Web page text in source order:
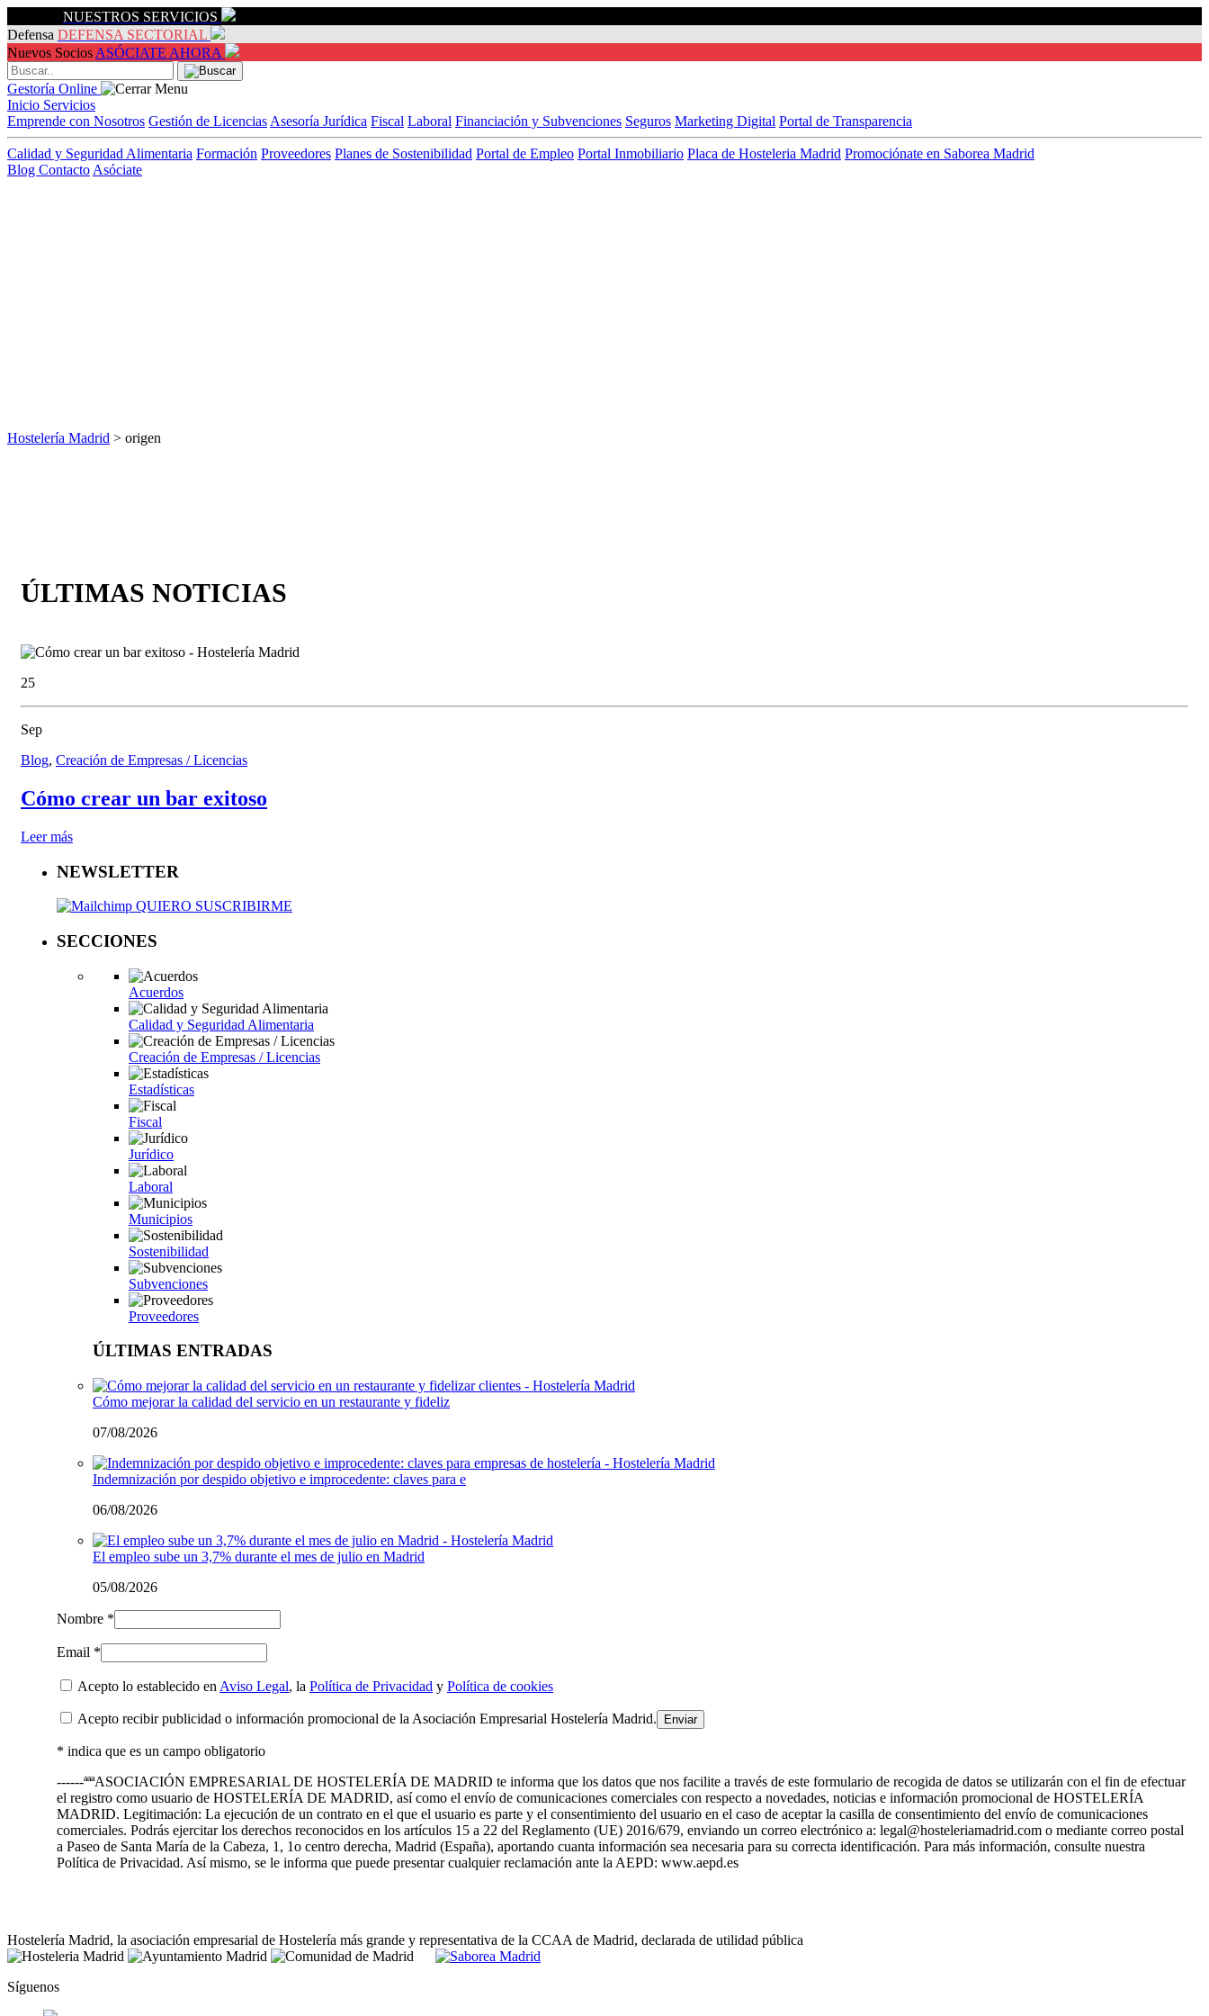
NUESTROS SERVICIOS
Defensa DEFENSA SECTORIAL
Nuevos Socios ASÓCIATE AHORA
Gestoría Online
Inicio Servicios
Emprende con Nosotros Gestión de Licencias Asesoría Jurídica Fiscal Laboral Financiación y Subvenciones Seguros Marketing Digital Portal de Transparencia
Calidad y Seguridad Alimentaria Formación Proveedores Planes de Sostenibilidad Portal de Empleo Portal Inmobiliario Placa de Hosteleria Madrid Promociónate en Saborea Madrid
Blog Contacto Asóciate
Hostelería Madrid > origen
ÚLTIMAS NOTICIAS
25
Sep
Blog, Creación de Empresas / Licencias
Cómo crear un bar exitoso
Leer más
NEWSLETTER
QUIERO SUSCRIBIRME
SECCIONES
Acuerdos
Calidad y Seguridad Alimentaria
Creación de Empresas / Licencias
Estadísticas
Fiscal
Jurídico
Laboral
Municipios
Sostenibilidad
Subvenciones
Proveedores
ÚLTIMAS ENTRADAS
Cómo mejorar la calidad del servicio en un restaurante y fideliz
07/08/2026
Indemnización por despido objetivo e improcedente: claves para e
06/08/2026
El empleo sube un 3,7% durante el mes de julio en Madrid
05/08/2026
Nombre *
Email *
Acepto lo establecido en Aviso Legal, la Política de Privacidad y Política de cookies
Acepto recibir publicidad o información promocional de la Asociación Empresarial Hostelería Madrid.
* indica que es un campo obligatorio
------ªªªASOCIACIÓN EMPRESARIAL DE HOSTELERÍA DE MADRID te informa que los datos que nos facilite a través de este formulario de recogida de datos se utilizarán con el fin de efectuar
el registro como usuario de HOSTELERÍA DE MADRID, así como el envío de comunicaciones comerciales con respecto a novedades, noticias e información promocional de HOSTELERÍA
MADRID. Legitimación: La ejecución de un contrato en el que el usuario es parte y el consentimiento del usuario en el caso de aceptar la casilla de consentimiento del envío de comunicaciones
comerciales. Podrás ejercitar los derechos reconocidos en los artículos 15 a 22 del Reglamento (UE) 2016/679, enviando un correo electrónico a: legal@hosteleriamadrid.com o mediante correo postal
a Paseo de Santa María de la Cabeza, 1, 1o centro derecha, Madrid (España), aportando cuanta información sea necesaria para su correcta identificación. Para más información, consulte nuestra
Política de Privacidad. Así mismo, se le informa que puede presentar cualquier reclamación ante la AEPD: www.aepd.es
Hostelería Madrid, la asociación empresarial de Hostelería más grande y representativa de la CCAA de Madrid, declarada de utilidad pública
Síguenos